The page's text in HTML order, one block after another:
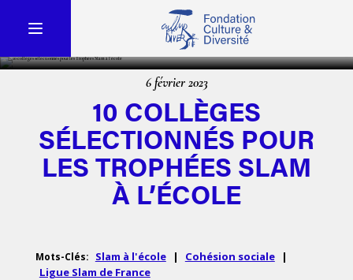
6 février 2023
10 COLLÈGES
SÉLECTIONNÉS POUR
LES TROPHÉES SLAM
À L’ÉCOLE
Mots-Clés: Slam à l'école | Cohésion sociale
|
Ligue Slam de France